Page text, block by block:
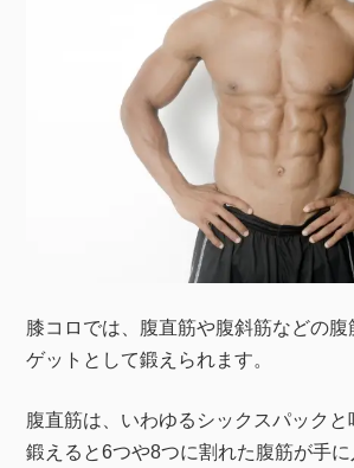
膝コロでは、腹直筋や腹斜筋などの
ゲットとして鍛えられます。
腹直筋は、いわゆるシックスパックと
鍛えると6つや8つに割れた腹筋が手に